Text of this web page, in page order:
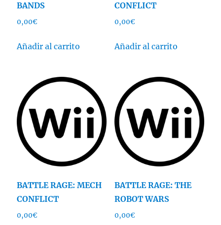
BANDS
0,00€
Añadir al carrito
CONFLICT
0,00€
Añadir al carrito
BATTLE RAGE: MECH
CONFLICT
0,00€
BATTLE RAGE: THE
ROBOT WARS
0,00€